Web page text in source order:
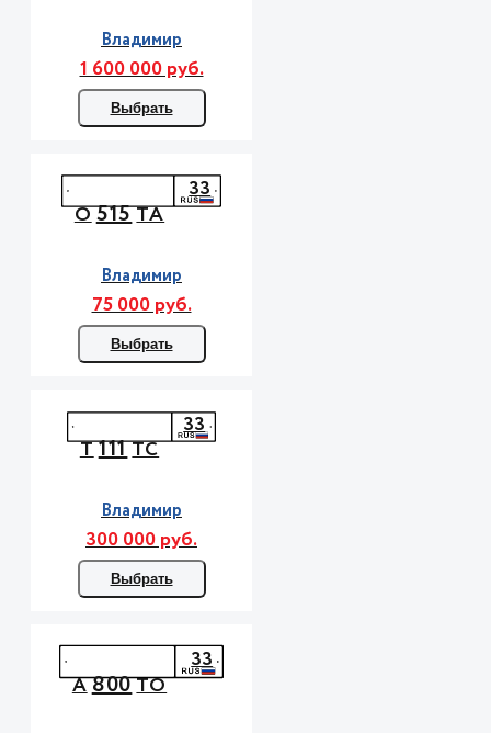
Владимир
1 600 000 руб.
Выбрать
О515ТА
33
Владимир
75 000 руб.
Выбрать
Т111ТС
33
Владимир
300 000 руб.
Выбрать
А800ТО
33